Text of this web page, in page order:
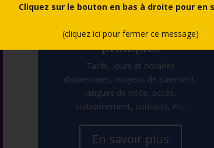
Cliquez sur le bouton en bas à droite pour en
(cliquez ici pour fermer ce message)
Informations
pratiques
Tarifs, jours et horaires
d’ouvertures, moyens de paiement,
langues de visite, accès,
stationnement, contacts, etc.
En savoir plus